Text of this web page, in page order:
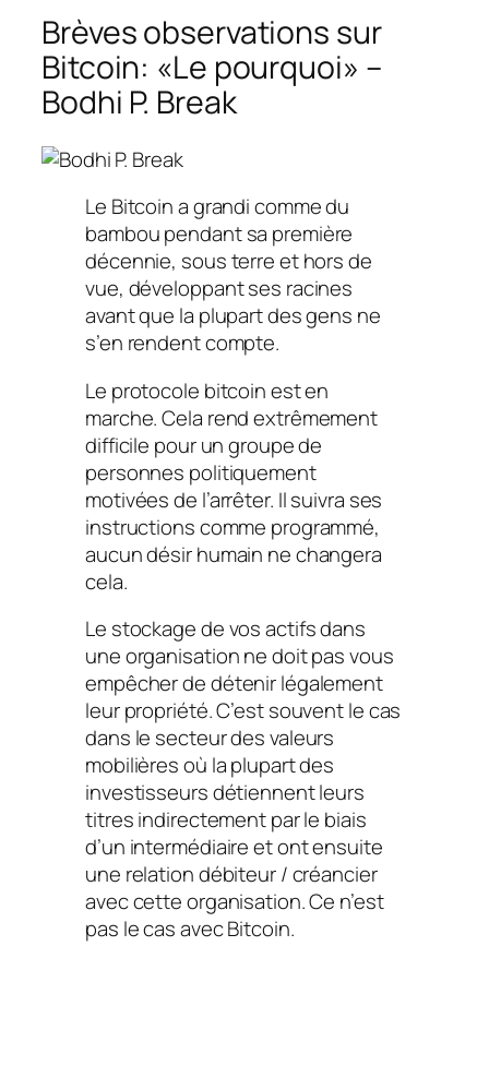
Brèves observations sur
Bitcoin: «Le pourquoi» –
Bodhi P. Break
Le Bitcoin a grandi comme du
bambou pendant sa première
décennie, sous terre et hors de
vue, développant ses racines
avant que la plupart des gens ne
s’en rendent compte.
Le protocole bitcoin est en
marche. Cela rend extrêmement
difficile pour un groupe de
personnes politiquement
motivées de l’arrêter. Il suivra ses
instructions comme programmé,
aucun désir humain ne changera
cela.
Le stockage de vos actifs dans
une organisation ne doit pas vous
empêcher de détenir légalement
leur propriété. C’est souvent le cas
dans le secteur des valeurs
mobilières où la plupart des
investisseurs détiennent leurs
titres indirectement par le biais
d’un intermédiaire et ont ensuite
une relation débiteur / créancier
avec cette organisation. Ce n’est
pas le cas avec Bitcoin.